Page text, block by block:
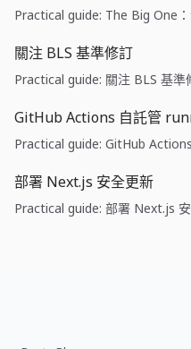
Practical guide: The Big One
關注 BLS 基準修訂
Practical guide: 關注 BLS 基準
GitHub Actions 自託管
Practical guide: GitHub
部署 Next.js 安全更新
Practical guide: 部署 Next.js